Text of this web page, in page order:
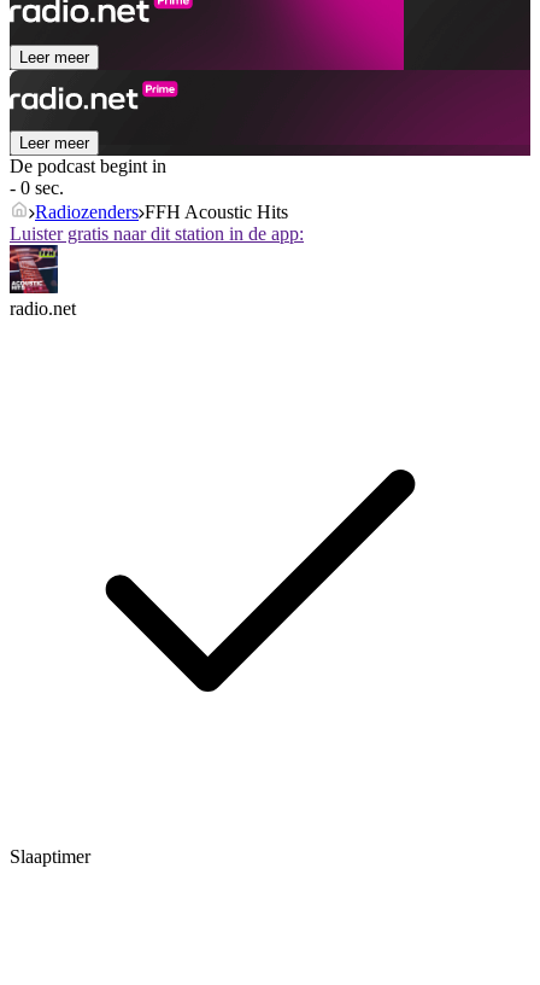
Leer meer
Leer meer
De podcast begint in
- 0 sec.
Radiozenders FFH Acoustic Hits
Luister gratis naar dit station in de app:
radio.net
Slaaptimer